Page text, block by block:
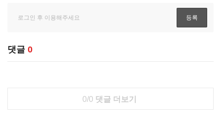
댓글 0
0/0 댓글 더보기